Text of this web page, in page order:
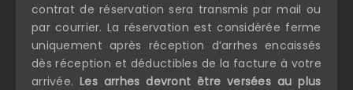
contrat de réservation sera transmis par mail ou
par courrier. La réservation est considérée ferme
uniquement après réception d’arrhes encaissés
dès réception et déductibles de la facture à votre
arrivée. Les arrhes devront être versées au plus